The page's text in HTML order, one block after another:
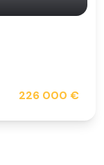
226 000 €